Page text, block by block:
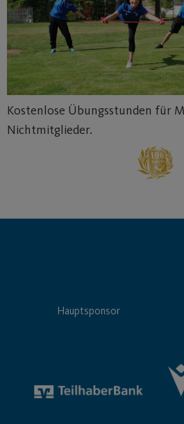
Kostenlose Übungsstunden für
Nichtmitglieder.
Hauptsponsor